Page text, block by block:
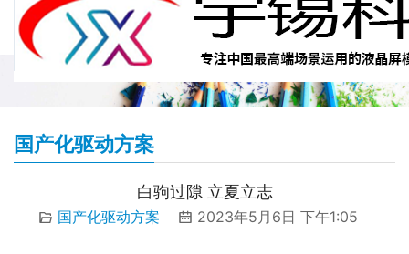
国产化驱动方案
白驹过隙 立夏立志
国产化驱动方案 2023年5月6日 下午1:05